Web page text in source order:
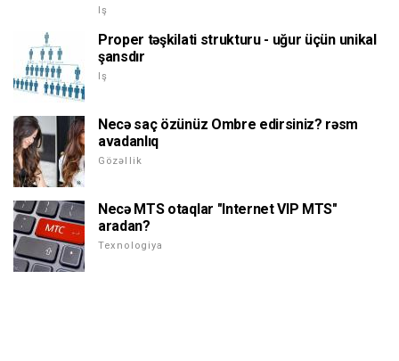
Iş
Proper təşkilati strukturu - uğur üçün unikal
şansdır
Iş
Necə saç özünüz Ombre edirsiniz? rəsm
avadanlıq
Gözəllik
Necə MTS otaqlar "Internet VIP MTS"
aradan?
Texnologiya